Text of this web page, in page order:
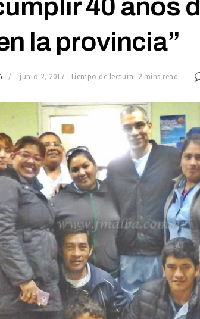
40 años
la provincia”
junio 2, 2017 Tiempo de lectura: 2 mins read